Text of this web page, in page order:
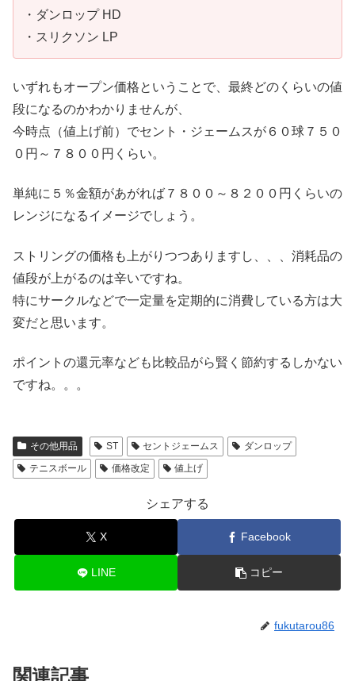
・ダンロップ HD
・スリクソン LP
いずれもオープン価格ということで、最終どのくらいの値
段になるのかわかりませんが、
今時点（値上げ前）でセント・ジェームスが６０球７５０
０円～７８００円くらい。
単純に５％金額があがれば７８００～８２００円くらいの
レンジになるイメージでしょう。
ストリングの価格も上がりつつありますし、、、消耗品の
値段が上がるのは辛いですね。
特にサークルなどで一定量を定期的に消費している方は大
変だと思います。
ポイントの還元率なども比較品がら賢く節約するしかない
ですね。。。
その他用品 ST セントジェームス
ダンロップ
テニスボール
価格改定 値上げ
シェアする
X Facebook
LINE コピー
fukutarou86
関連記事